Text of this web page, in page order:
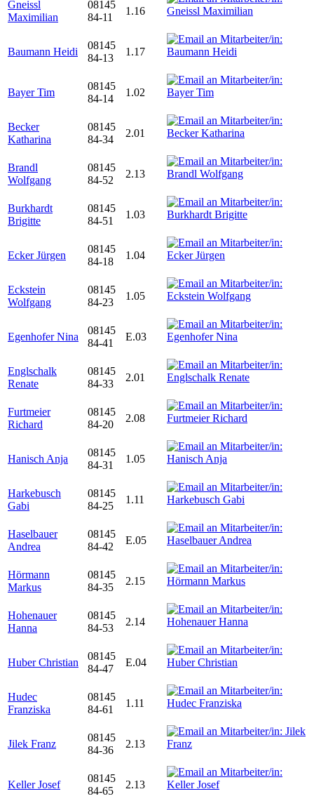
Gneissl
Maximilian
08145
84-11
1.16
Baumann Heidi
08145
84-13
1.17
Bayer Tim
08145
84-14
1.02
Becker
Katharina
08145
84-34
2.01
Brandl
Wolfgang
08145
84-52
2.13
Burkhardt
Brigitte
08145
84-51
1.03
Ecker Jürgen
08145
84-18
1.04
Eckstein
Wolfgang
08145
84-23
1.05
Egenhofer Nina
08145
84-41
E.03
Englschalk
Renate
08145
84-33
2.01
Furtmeier
Richard
08145
84-20
2.08
Hanisch Anja
08145
84-31
1.05
Harkebusch
Gabi
08145
84-25
1.11
Haselbauer
Andrea
08145
84-42
E.05
Hörmann
Markus
08145
84-35
2.15
Hohenauer
Hanna
08145
84-53
2.14
Huber Christian
08145
84-47
E.04
Hudec
Franziska
08145
84-61
1.11
Jilek Franz
08145
84-36
2.13
Keller Josef
08145
84-65
2.13